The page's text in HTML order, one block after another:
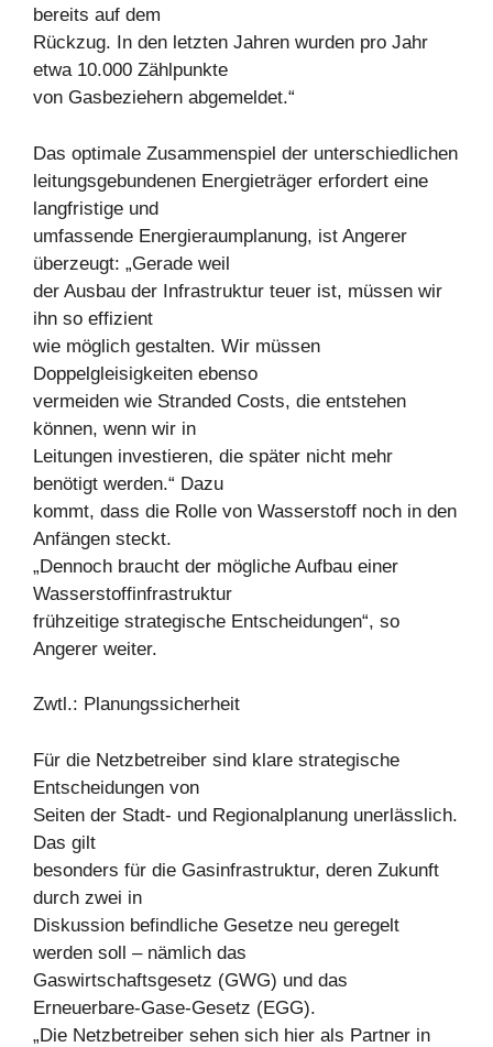
bereits auf dem
Rückzug. In den letzten Jahren wurden pro Jahr
etwa 10.000 Zählpunkte
von Gasbeziehern abgemeldet.“
Das optimale Zusammenspiel der unterschiedlichen
leitungsgebundenen Energieträger erfordert eine
langfristige und
umfassende Energieraumplanung, ist Angerer
überzeugt: „Gerade weil
der Ausbau der Infrastruktur teuer ist, müssen wir
ihn so effizient
wie möglich gestalten. Wir müssen
Doppelgleisigkeiten ebenso
vermeiden wie Stranded Costs, die entstehen
können, wenn wir in
Leitungen investieren, die später nicht mehr
benötigt werden.“ Dazu
kommt, dass die Rolle von Wasserstoff noch in den
Anfängen steckt.
„Dennoch braucht der mögliche Aufbau einer
Wasserstoffinfrastruktur
frühzeitige strategische Entscheidungen“, so
Angerer weiter.
Zwtl.: Planungssicherheit
Für die Netzbetreiber sind klare strategische
Entscheidungen von
Seiten der Stadt- und Regionalplanung unerlässlich.
Das gilt
besonders für die Gasinfrastruktur, deren Zukunft
durch zwei in
Diskussion befindliche Gesetze neu geregelt
werden soll – nämlich das
Gaswirtschaftsgesetz (GWG) und das
Erneuerbare-Gase-Gesetz (EGG).
„Die Netzbetreiber sehen sich hier als Partner in